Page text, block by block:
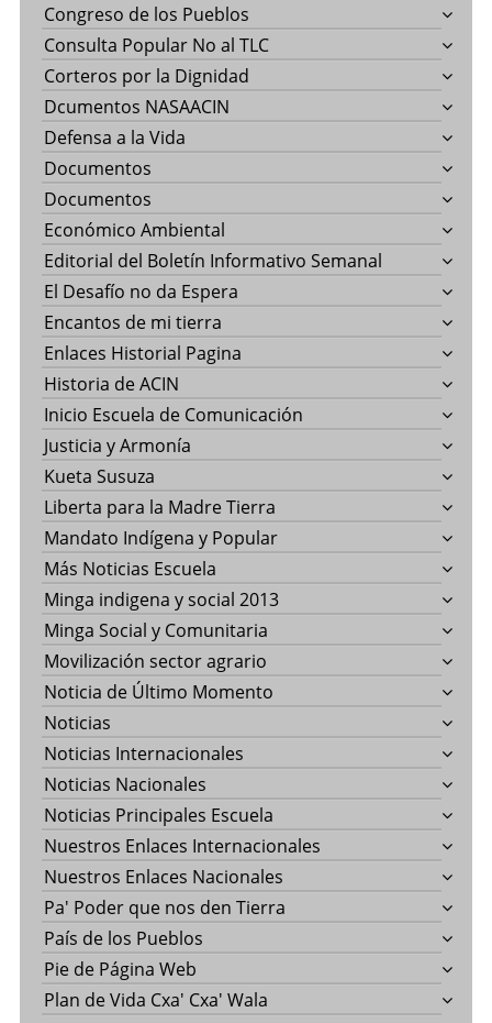
Congreso de los Pueblos
Consulta Popular No al TLC
Corteros por la Dignidad
Dcumentos NASAACIN
Defensa a la Vida
Documentos
Documentos
Económico Ambiental
Editorial del Boletín Informativo Semanal
El Desafío no da Espera
Encantos de mi tierra
Enlaces Historial Pagina
Historia de ACIN
Inicio Escuela de Comunicación
Justicia y Armonía
Kueta Susuza
Liberta para la Madre Tierra
Mandato Indígena y Popular
Más Noticias Escuela
Minga indigena y social 2013
Minga Social y Comunitaria
Movilización sector agrario
Noticia de Último Momento
Noticias
Noticias Internacionales
Noticias Nacionales
Noticias Principales Escuela
Nuestros Enlaces Internacionales
Nuestros Enlaces Nacionales
Pa' Poder que nos den Tierra
País de los Pueblos
Pie de Página Web
Plan de Vida Cxa' Cxa' Wala